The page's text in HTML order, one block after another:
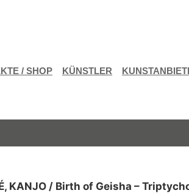
/ SHOP KÜNSTLER
KANJO / Birth of Geisha –